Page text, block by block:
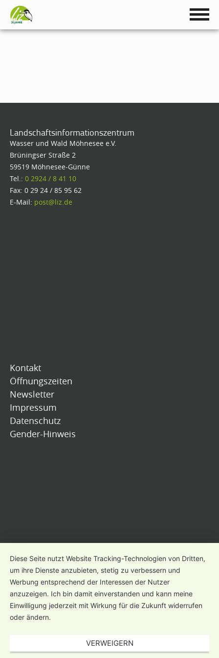
Landschaftsinformationszentrum
Wasser und Wald Möhnesee e.V.
Brüningser Straße 2
59519 Möhnesee-Günne
Tel.: 0 2924 / 8 41 10
Fax: 0 29 24 / 85 95 62
E-Mail: post@liz.de
Kontakt
Öffnungszeiten
Newsletter
Impressum
Datenschutz
Gender-Hinweis
Diese Seite nutzt Website Tracking-Technologien von Dritten,
um ihre Dienste anzubieten, stetig zu verbessern und
Werbung entsprechend der Interessen der Nutzer
anzuzeigen. Ich bin damit einverstanden und kann meine
Einwilligung jederzeit mit Wirkung für die Zukunft widerrufen
oder ändern.
VERWEIGERN